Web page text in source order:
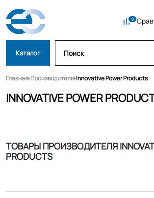
Каталог
Главная Производители Innovative Power Products
INNOVATIVE POWER
ТОВАРЫ ПРОИЗВОДИТЕЛЯ
PRODUCTS